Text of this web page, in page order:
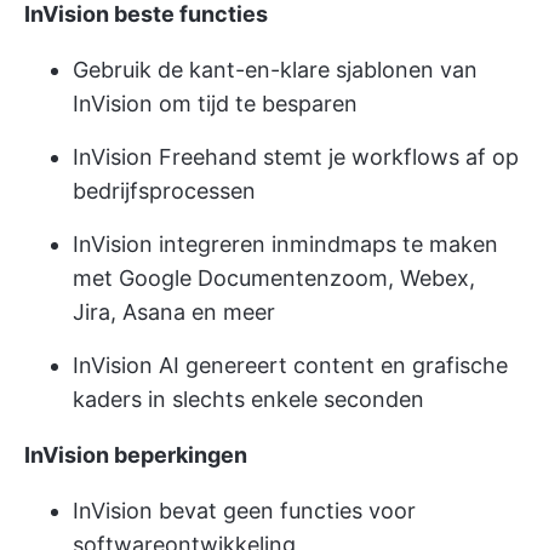
InVision beste functies
Gebruik de kant-en-klare sjablonen van
InVision om tijd te besparen
InVision Freehand stemt je workflows af op
bedrijfsprocessen
InVision integreren inmindmaps te maken
met Google Documentenzoom, Webex,
Jira, Asana en meer
InVision AI genereert content en grafische
kaders in slechts enkele seconden
InVision beperkingen
InVision bevat geen functies voor